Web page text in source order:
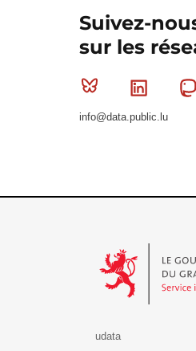
Suivez-
sur les
Bluesky
info@data.public.lu
udata